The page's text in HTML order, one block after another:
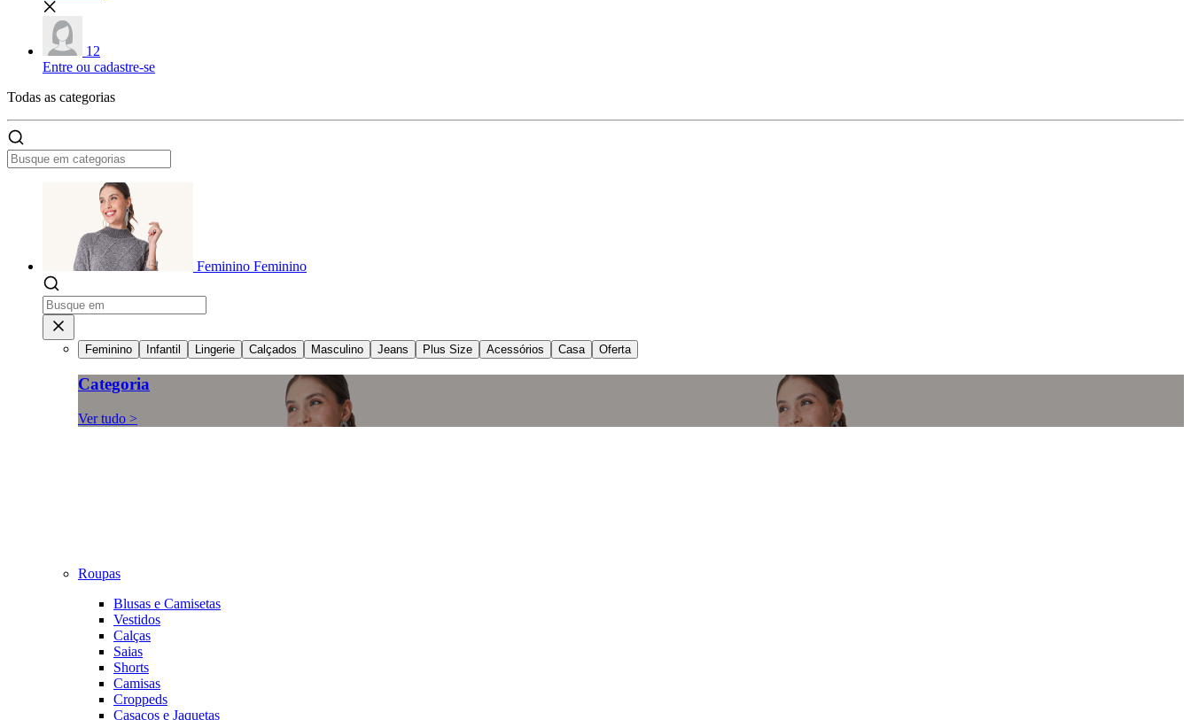
12
Entre ou cadastre-se
Todas as categorias
Feminino Feminino
Feminino Infantil Lingerie Calçados Masculino Jeans Plus Size Acessórios Casa Oferta
Categoria
Ver tudo >
Roupas
Blusas e Camisetas
Vestidos
Calças
Saias
Shorts
Camisas
Croppeds
Casacos e Jaquetas